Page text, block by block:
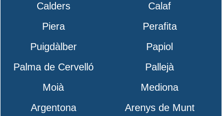
Calders
Calaf
Piera
Perafita
Puigdàlber
Papiol
Palma de Cervelló
Pallejà
Moià
Mediona
Argentona
Arenys de Munt